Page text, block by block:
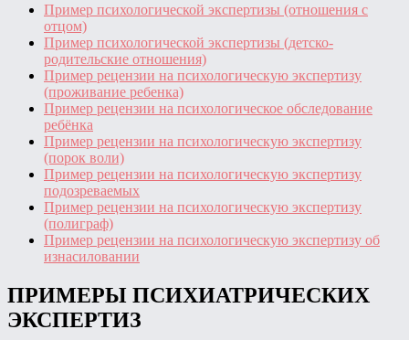
Пример психологической экспертизы (отношения с
отцом)
Пример психологической экспертизы (детско-
родительские отношения)
Пример рецензии на психологическую экспертизу
(проживание ребенка)
Пример рецензии на психологическое обследование
ребёнка
Пример рецензии на психологическую экспертизу
(порок воли)
Пример рецензии на психологическую экспертизу
подозреваемых
Пример рецензии на психологическую экспертизу
(полиграф)
Пример рецензии на психологическую экспертизу об
изнасиловании
ПРИМЕРЫ ПСИХИАТРИЧЕСКИХ
ЭКСПЕРТИЗ